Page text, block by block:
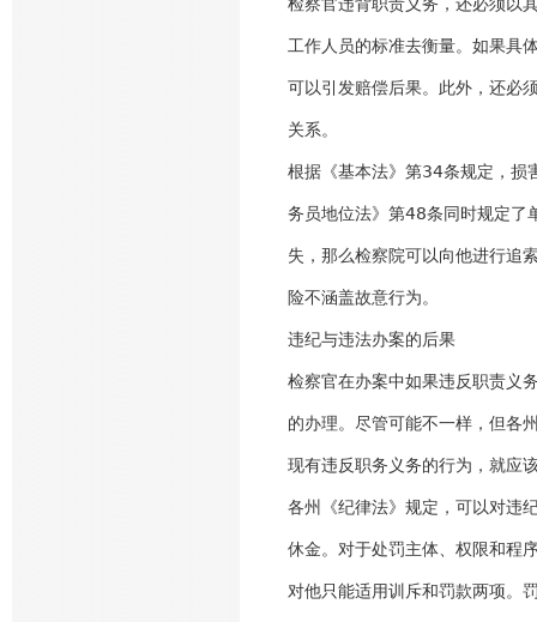
工作人员的标准去衡量。如果具
可以引发赔偿后果。此外，还必
关系。
根据《基本法》第34条规定，损
务员地位法》第48条同时规定了
失，那么检察院可以向他进行追
险不涵盖故意行为。
违纪与违法办案的后果
检察官在办案中如果违反职责义
的办理。尽管可能不一样，但各
现有违反职务义务的行为，就应
各州《纪律法》规定，可以对违
休金。对于处罚主体、权限和程
对他只能适用训斥和罚款两项。